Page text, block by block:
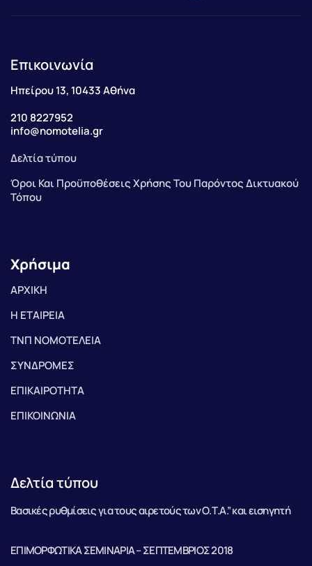
Επικοινωνία
Ηπείρου 13, 10433 Αθήνα
210 8227952
info@nomotelia.gr
Δελτία τύπου
Όροι Και Προϋποθέσεις Χρήσης Του Παρόντος Δικτυακού
Τόπου
Χρήσιμα
ΑΡΧΙΚΗ
Η ΕΤΑΙΡΕΙΑ
ΤΝΠ ΝΟΜΟΤΕΛΕΙΑ
ΣΥΝΔΡΟΜΕΣ
ΕΠΙΚΑΙΡΟΤΗΤΑ
ΕΠΙΚΟΙΝΩΝΙΑ
Δελτία τύπου
Βασικές ρυθμίσεις για τους αιρετούς των Ο.Τ.Α.” και εισηγητή
ΕΠΙΜΟΡΦΩΤΙΚΑ ΣΕΜΙΝΑΡΙΑ – ΣΕΠΤΕΜΒΡΙΟΣ 2018